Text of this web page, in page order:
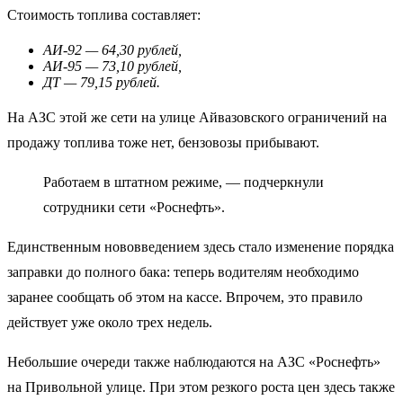
Стоимость топлива составляет:
АИ-92 — 64,30 рублей,
АИ-95 — 73,10 рублей,
ДТ — 79,15 рублей.
На АЗС этой же сети на улице Айвазовского ограничений на
продажу топлива тоже нет, бензовозы прибывают.
Работаем в штатном режиме, — подчеркнули
сотрудники сети «Роснефть».
Единственным нововведением здесь стало изменение порядка
заправки до полного бака: теперь водителям необходимо
заранее сообщать об этом на кассе. Впрочем, это правило
действует уже около трех недель.
Небольшие очереди также наблюдаются на АЗС «Роснефть»
на Привольной улице. При этом резкого роста цен здесь также